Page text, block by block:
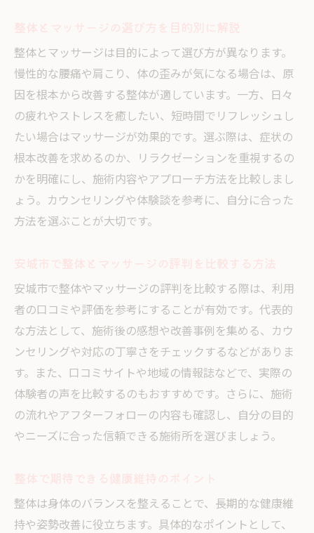
整体とボキボキ整体の違いを分かりやすく
解説
整体で痛みや不安を感じない施術方法とは
整体院で安心して施術を受けるためのポイ
ント
整体のボキボキ施術が苦手な方への配慮
整体の安全性と施術後の注意点を押さえる
口コミから見る整体施術の本音
口コミで分かる整体の効果や満足度の実態
整体院選びに役立つ口コミ情報の見極め方
整体とマッサージの口コミを比較してみる
整体施術後の体調変化を口コミから分析
整体院の対応や雰囲気に関する口コミの傾
向
整体とマッサージの効果的な選び方
整体の効果を最大限に引き出す選び方とは
整体とマッサージの併用が効果的なケース
整体とマッサージは目的によって選び方が異なります。
慢性的な腰痛や肩こり、体の歪みが気になる場合は、原
因を根本から改善する整体が適しています。一方、日々
の疲れやストレスを癒したい、短時間でリフレッシュし
たい場合はマッサージが効果的です。選ぶ際は、症状の
根本改善を求めるのか、リラクゼーションを重視するの
かを明確にし、施術内容やアプローチ方法を比較しまし
ょう。カウンセリングや体験談を参考に、自分に合った
方法を選ぶことが大切です。
安城市で整体やマッサージの評判を比較する際は、利用
者の口コミや評価を参考にすることが有効です。代表的
な方法として、施術後の感想や改善事例を集める、カウ
ンセリングや対応の丁寧さをチェックするなどがありま
す。また、口コミサイトや地域の情報誌などで、実際の
体験者の声を比較するのもおすすめです。さらに、施術
の流れやアフターフォローの内容も確認し、自分の目的
やニーズに合った信頼できる施術所を選びましょう。
整体は身体のバランスを整えることで、長期的な健康維
持や姿勢改善に役立ちます。具体的なポイントとして、